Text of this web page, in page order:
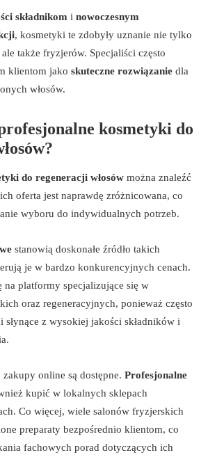
składnikom i nowoczesnym
, kosmetyki te zdobyły uznanie nie tylko
także fryzjerów. Specjaliści często
klientom jako skuteczne rozwiązanie dla
włosów.
kosmetyki do
do regeneracji włosów można znaleźć
oferta jest naprawdę zróżnicowana, co
wyboru do indywidualnych potrzeb.
stanowią doskonałe źródło takich
je w bardzo konkurencyjnych cenach.
na platformy specjalizujące się w
oraz regeneracyjnych, ponieważ często
słynące z wysokiej jakości składników i
online są dostępne. Profesjonalne
kupić w lokalnych sklepach
Co więcej, wiele salonów fryzjerskich
preparaty bezpośrednio klientom, co
fachowych porad dotyczących ich